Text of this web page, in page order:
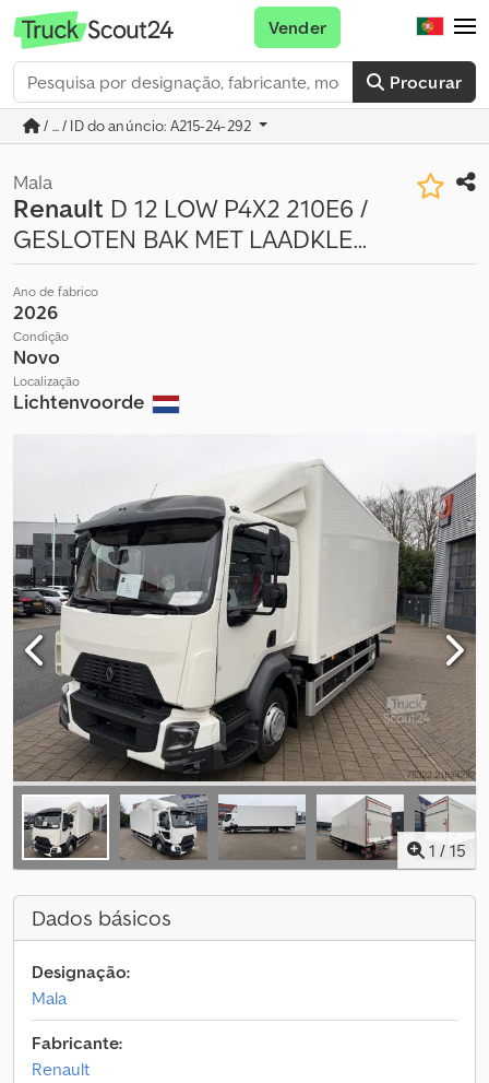
Procurar
Vender
/ ... / ID do anúncio: A215-24-292
Mala
Renault D 12 LOW P4X2 210E6 /
GESLOTEN BAK MET LAADKLE...
Ano de fabrico
2026
Condição
Novo
Localização
Lichtenvoorde
1 / 15
Dados básicos
Designação:
Mala
Fabricante:
Renault